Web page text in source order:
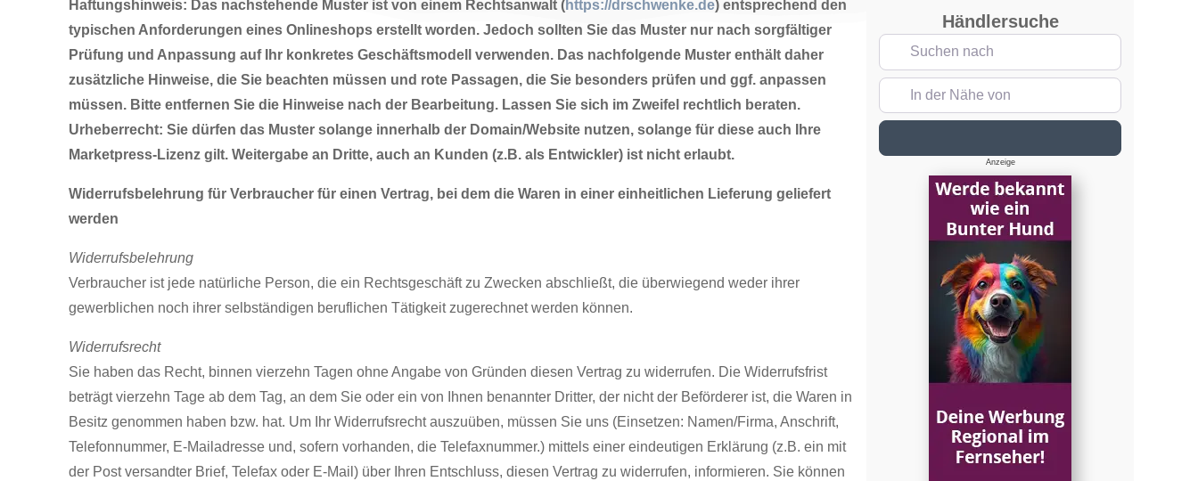
Haftungshinweis: Das nachstehende Muster ist von einem Rechtsanwalt (https://drschwenke.de) entsprechend den
typischen Anforderungen eines Onlineshops erstellt worden. Jedoch sollten Sie das Muster nur nach sorgfältiger
Prüfung und Anpassung auf Ihr konkretes Geschäftsmodell verwenden. Das nachfolgende Muster enthält daher
zusätzliche Hinweise, die Sie beachten müssen und rote Passagen, die Sie besonders prüfen und ggf. anpassen
müssen. Bitte entfernen Sie die Hinweise nach der Bearbeitung. Lassen Sie sich im Zweifel rechtlich beraten.
Urheberrecht: Sie dürfen das Muster solange innerhalb der Domain/Website nutzen, solange für diese auch Ihre
Marketpress-Lizenz gilt. Weitergabe an Dritte, auch an Kunden (z.B. als Entwickler) ist nicht erlaubt.
Widerrufsbelehrung für Verbraucher für einen Vertrag, bei dem die Waren in einer einheitlichen Lieferung geliefert
werden
Widerrufsbelehrung
Verbraucher ist jede natürliche Person, die ein Rechtsgeschäft zu Zwecken abschließt, die überwiegend weder ihrer
gewerblichen noch ihrer selbständigen beruflichen Tätigkeit zugerechnet werden können.
Widerrufsrecht
Sie haben das Recht, binnen vierzehn Tagen ohne Angabe von Gründen diesen Vertrag zu widerrufen. Die Widerrufsfrist
beträgt vierzehn Tage ab dem Tag, an dem Sie oder ein von Ihnen benannter Dritter, der nicht der Beförderer ist, die Waren in
Besitz genommen haben bzw. hat. Um Ihr Widerrufsrecht auszuüben, müssen Sie uns (Einsetzen: Namen/Firma, Anschrift,
Telefonnummer, E-Mailadresse und, sofern vorhanden, die Telefaxnummer.) mittels einer eindeutigen Erklärung (z.B. ein mit
der Post versandter Brief, Telefax oder E-Mail) über Ihren Entschluss, diesen Vertrag zu widerrufen, informieren. Sie können
Händlersuche
Suchen nach
In der Nähe von
Anzeige